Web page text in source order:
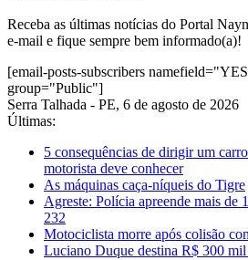
Receba as últimas notícias do Portal
e-mail e fique sempre bem informado(a)!
[email-posts-subscribers
group="Public"]
Serra Talhada - PE, 6 de agosto de 2026
Últimas:
5 consequências de dirigir um
motorista deve conhecer
As máquinas caça-níqueis do Tigre
Agreste: Polícia apreende mais de
232
Motociclista morre após colisão
Luciano Duque destina R$ 300